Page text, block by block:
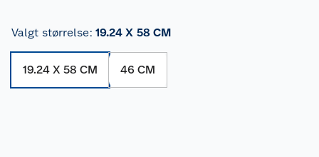
Valgt størrelse: 19.24 X 58 CM
19.24 X 58 CM 46 CM